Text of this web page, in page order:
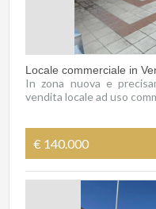
Locale commerciale in
In zona nuova e
vendita locale ad uso
€ 140.000